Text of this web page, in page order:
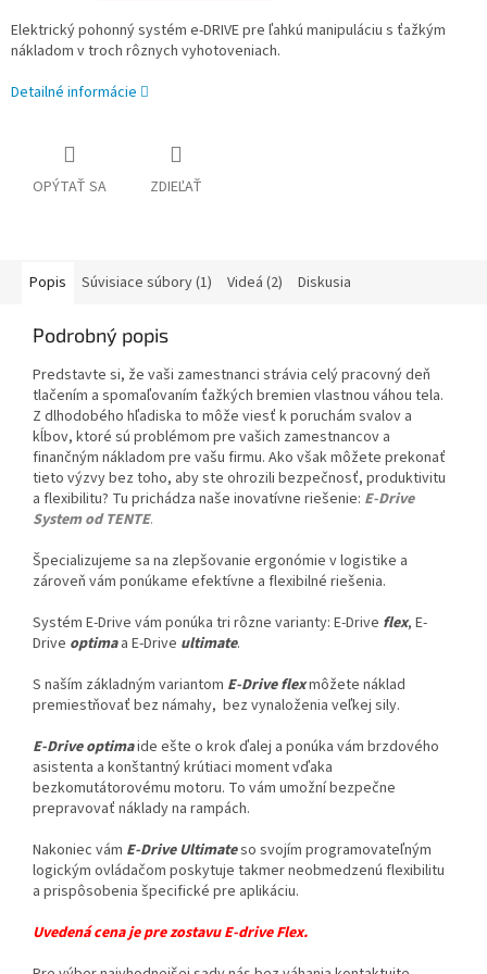
Elektrický pohonný systém e-DRIVE pre ľahkú manipuláciu s ťažkým
nákladom v troch rôznych vyhotoveniach.
Detailné informácie
OPÝTAŤ SA ZDIEĽAŤ
Popis Súvisiace súbory (1) Videá (2) Diskusia
Podrobný popis
Predstavte si, že vaši zamestnanci strávia celý pracovný deň
tlačením a spomaľovaním ťažkých bremien vlastnou váhou tela.
Z dlhodobého hľadiska to môže viesť k poruchám svalov a
kĺbov, ktoré sú problémom pre vašich zamestnancov a
finančným nákladom pre vašu firmu. Ako však môžete prekonať
tieto výzvy bez toho, aby ste ohrozili bezpečnosť, produktivitu
a flexibilitu? Tu prichádza naše inovatívne riešenie: E-Drive
System od TENTE.
Špecializujeme sa na zlepšovanie ergonómie v logistike a
zároveň vám ponúkame efektívne a flexibilné riešenia.
Systém E-Drive vám ponúka tri rôzne varianty: E-Drive flex, E-
Drive optimaa E-Drive ultimate.
S naším základným variantom E-Drive flexmôžete náklad
premiestňovať bez námahy, bez vynaloženia veľkej sily.
E-Drive optimaide ešte o krok ďalej a ponúka vám brzdového
asistenta a konštantný krútiaci moment vďaka
bezkomutátorovému motoru. To vám umožní bezpečne
prepravovať náklady na rampách.
Nakoniec vám E-Drive Ultimateso svojím programovateľným
logickým ovládačom poskytuje takmer neobmedzenú flexibilitu
a prispôsobenia špecifické pre aplikáciu.
Uvedená cena je pre zostavu E-drive Flex.